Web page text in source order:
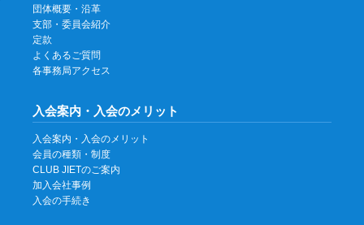
団体概要・沿革
支部・委員会紹介
定款
よくあるご質問
各事務局アクセス
入会案内・入会のメリット
入会案内・入会のメリット
会員の種類・制度
CLUB JIETのご案内
加入会社事例
入会の手続き